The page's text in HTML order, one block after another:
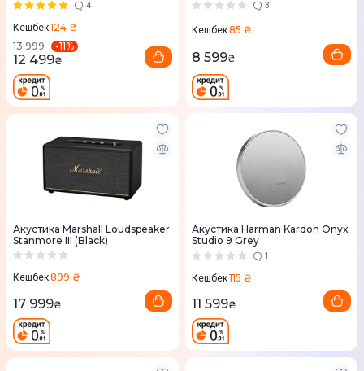
4
Кешбек124 ₴
13 999
-11%
12 499₴
3
Кешбек85 ₴
8 599₴
Акустика Marshall Loudspeaker
Stanmore III (Black)
Кешбек899 ₴
17 999₴
Акустика Harman Kardon Onyx
Studio 9 Grey
1
Кешбек115 ₴
11 599₴